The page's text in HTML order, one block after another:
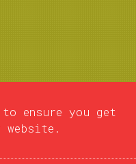
ensure you get
website.